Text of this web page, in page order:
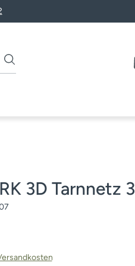
3D Tarnnetz